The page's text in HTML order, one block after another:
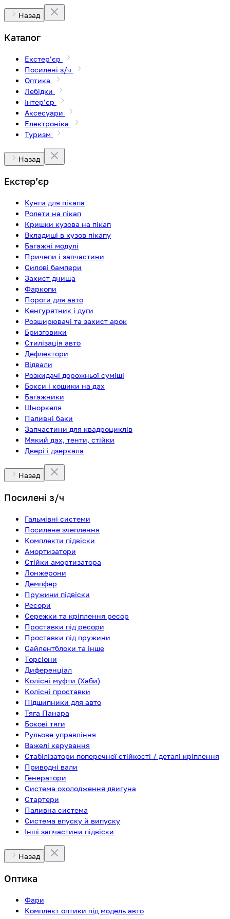
Назад
Каталог
Екстерʼєр
Посилені з/ч
Оптика
Лебідки
Інтерʼєр
Аксесуари
Електроніка
Туризм
Назад
Екстерʼєр
Кунги для пікапа
Ролети на пікап
Кришки кузова на пікап
Вкладиші в кузов пікапу
Багажні модулі
Причепи і запчастини
Силові бампери
Захист днища
Фаркопи
Пороги для авто
Кенгурятник і дуги
Розширювачі та захист арок
Бризговики
Стилізація авто
Дефлектори
Відвали
Розкидачі дорожньої суміші
Бокси і кошики на дах
Багажники
Шноркеля
Паливні баки
Запчастини для квадроциклів
Мякий дах, тенти, стійки
Двері і дзеркала
Назад
Посилені з/ч
Гальмівні системи
Посилене зчеплення
Комплекти підвіски
Амортизатори
Стійки амортизатора
Лонжерони
Демпфер
Пружини підвіски
Ресори
Сережки та кріплення ресор
Проставки під ресори
Проставки під пружини
Сайлентблоки та інше
Торсіони
Диференціал
Колісні муфти (Хаби)
Колісні проставки
Підшипники для авто
Тяга Панара
Бокові тяги
Рульове управління
Важелі керування
Стабілізатори поперечної стійкості / деталі кріплення
Приводні вали
Генератори
Система охолодження двигуна
Стартери
Паливна система
Система впуску й випуску
Інші запчастини підвіски
Назад
Оптика
Фари
Комплект оптики під модель авто